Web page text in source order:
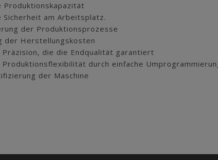
Produktionskapazität
Sicherheit am Arbeitsplatz.
der Produktionsprozesse
der Herstellungskosten
Präzision, die die Endqualität garantiert
Produktionsflexibilität durch einfache
der Maschine